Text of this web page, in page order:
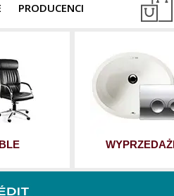
PRODUCENCI